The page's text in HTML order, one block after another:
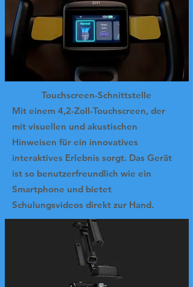
Touchscreen-Schnittstelle
Mit einem 4,2-Zoll-Touchscreen, der
mit visuellen und akustischen
Hinweisen für ein innovatives
interaktives Erlebnis sorgt. Das Gerät
ist so benutzerfreundlich wie ein
Smartphone und bietet
Schulungsvideos direkt zur Hand.